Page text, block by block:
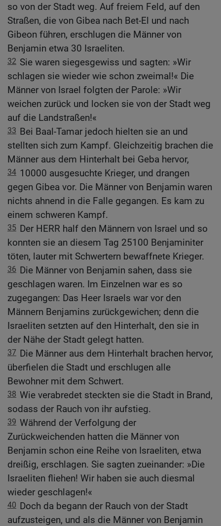
so von der Stadt weg. Auf freiem Feld, auf den
Straßen, die von Gibea nach Bet-El und nach
Gibeon führen, erschlugen die Männer von
Benjamin etwa 30 Israeliten.
32 Sie waren siegesgewiss und sagten: »Wir
schlagen sie wieder wie schon zweimal!« Die
Männer von Israel folgten der Parole: »Wir
weichen zurück und locken sie von der Stadt weg
auf die Landstraßen!«
33 Bei Baal-Tamar jedoch hielten sie an und
stellten sich zum Kampf. Gleichzeitig brachen die
Männer aus dem Hinterhalt bei Geba hervor,
34 10000 ausgesuchte Krieger, und drangen
gegen Gibea vor. Die Männer von Benjamin waren
nichts ahnend in die Falle gegangen. Es kam zu
einem schweren Kampf.
35 Der HERR half den Männern von Israel und so
konnten sie an diesem Tag 25100 Benjaminiter
töten, lauter mit Schwertern bewaffnete Krieger.
36 Die Männer von Benjamin sahen, dass sie
geschlagen waren. Im Einzelnen war es so
zugegangen: Das Heer Israels war vor den
Männern Benjamins zurückgewichen; denn die
Israeliten setzten auf den Hinterhalt, den sie in
der Nähe der Stadt gelegt hatten.
37 Die Männer aus dem Hinterhalt brachen hervor,
überfielen die Stadt und erschlugen alle
Bewohner mit dem Schwert.
38 Wie verabredet steckten sie die Stadt in Brand,
sodass der Rauch von ihr aufstieg.
39 Während der Verfolgung der
Zurückweichenden hatten die Männer von
Benjamin schon eine Reihe von Israeliten, etwa
dreißig, erschlagen. Sie sagten zueinander: »Die
Israeliten fliehen! Wir haben sie auch diesmal
wieder geschlagen!«
40 Doch da begann der Rauch von der Stadt
aufzusteigen, und als die Männer von Benjamin